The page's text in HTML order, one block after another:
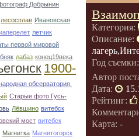
Добрынин
лесосплав Ивановская
летчик
первой мировой
лабаз конец19века
1900-
обсерватория.
Старые фото Гусь-
Лёвшино витебск
мост витебск
Магнитка Магнитогорск
Категория:
Описание:
Год съемки:
Автор
Дата:
Рейтинг:
Карта: -